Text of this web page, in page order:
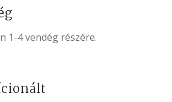
1-4 vendég részére.